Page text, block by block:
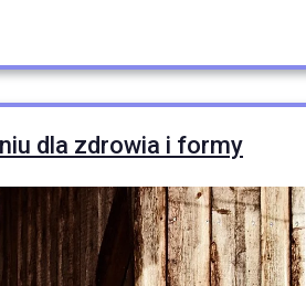
dla zdrowia i formy